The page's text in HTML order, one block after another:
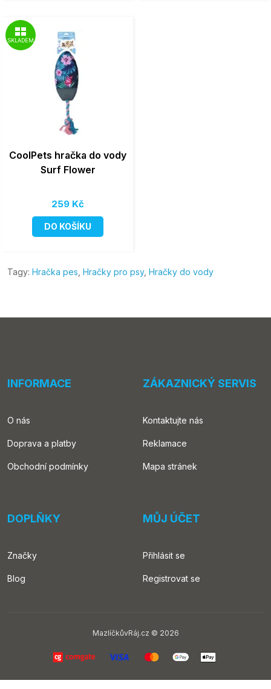
SKLADEM
CoolPets hračka do vody
Surf Flower
259 Kč
DO KOŠÍKU
Tagy: Hračka pes Hračky pro psy, Hračky do vody
INFORMACE
O nás
Doprava a platby
Obchodní podmínky
ZÁKAZNICKÝ SERVIS
Kontaktujte nás
Reklamace
Mapa stránek
DOPLŇKY
Značky
Blog
MŮJ ÚČET
Přihlásit se
Registrovat se
MazlíčkůvRáj.cz © 2026